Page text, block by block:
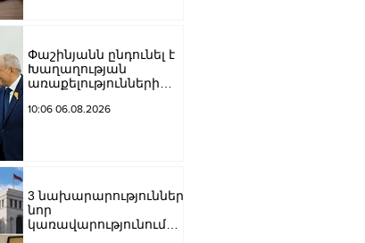
Փաշինյանն ընդունել է
Խաղաղության
առաքելությունների
բանագնացի ավագ
10:06 06.08.2026
3 նախարարություններ
նոր
կառավարությունում